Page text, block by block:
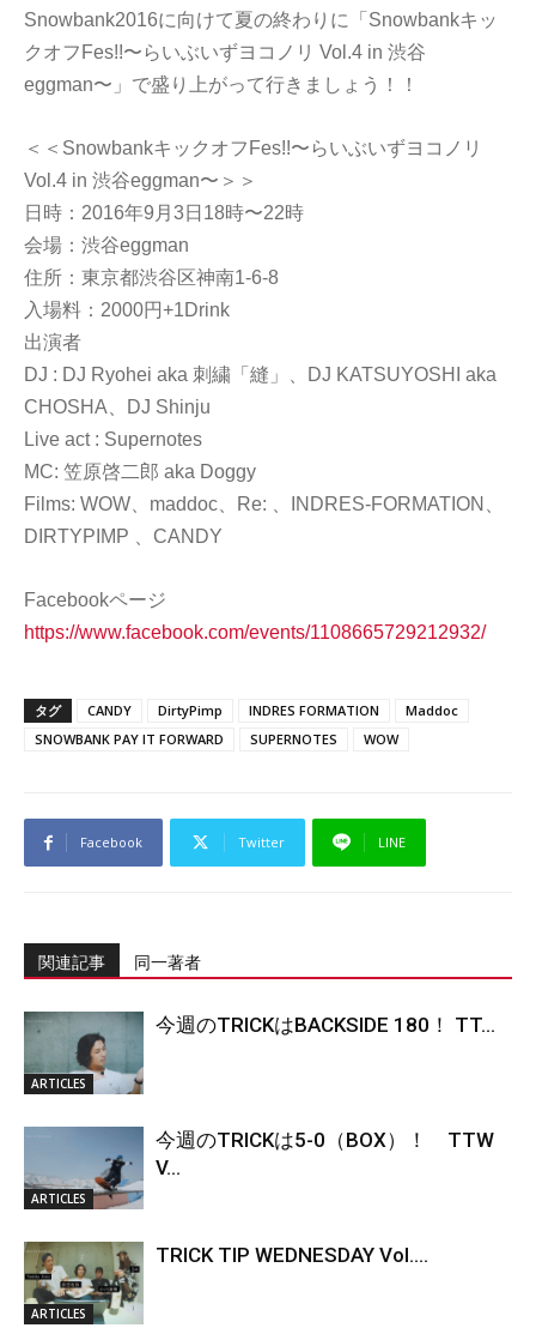
Snowbank2016に向けて夏の終わりに「Snowbankキッ
クオフFes!!〜らいぶいずヨコノリ Vol.4 in 渋谷
eggman〜」で盛り上がって行きましょう！！
＜＜SnowbankキックオフFes!!〜らいぶいずヨコノリ
Vol.4 in 渋谷eggman〜＞＞
日時：2016年9月3日18時〜22時
会場：渋谷eggman
住所：東京都渋谷区神南1-6-8
入場料：2000円+1Drink
出演者
DJ : DJ Ryohei aka 刺繍「縫」、DJ KATSUYOSHI aka
CHOSHA、DJ Shinju
Live act : Supernotes
MC: 笠原啓二郎 aka Doggy
Films: WOW、maddoc、Re: 、INDRES-FORMATION、
DIRTYPIMP 、CANDY
Facebookページ
https://www.facebook.com/events/1108665729212932/
タグ CANDY DirtyPimp INDRES FORMATION
Maddoc
SNOWBANK PAY IT FORWARD
SUPERNOTES WOW
Facebook Twitter LINE
関連記事 同一著者
ARTICLES
今週のTRICKはBACKSIDE 180！ TT...
ARTICLES
今週のTRICKは5-0（BOX）！ TTW
V...
ARTICLES
TRICK TIP WEDNESDAY Vol....